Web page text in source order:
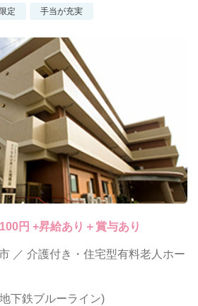
定 手当が充実
円 +昇給あり＋賞与あり
／ 介護付き・住宅型有料老人ホー
下鉄ブルーライン)